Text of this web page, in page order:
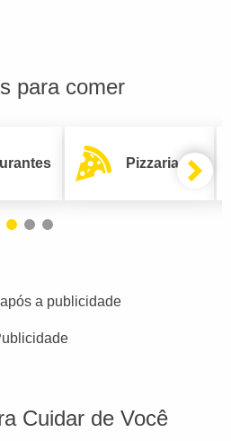
para comer
Pizzarias
a publicidade
Cuidar de Você